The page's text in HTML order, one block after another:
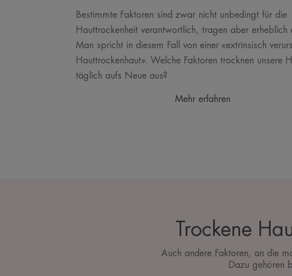
Bestimmte Faktoren sind zwar nicht unbedingt für die
Hauttrockenheit verantwortlich, tragen aber erheblich
Man spricht in diesem Fall von einer «extrinsisch
Hauttrockenhaut». Welche Faktoren trocknen unsere
täglich aufs Neue aus?
Mehr erfahren
Trockene
Auch andere Faktoren, an die
Dazu gehören